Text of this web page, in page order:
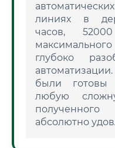
линиях в
часов,
глубоко
были готовы
любую
абсолютно